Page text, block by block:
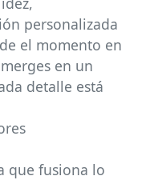
personalizada
el momento en
en un
detalle está
que fusiona lo